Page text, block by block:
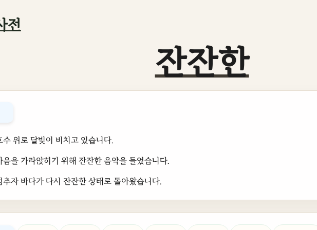
전
잔잔한
수 위로 달빛이 비치고 있습니다.
음을 가라앉히기 위해 잔잔한 음악을 들었습니다.
추자 바다가 다시 잔잔한 상태로 돌아왔습니다.